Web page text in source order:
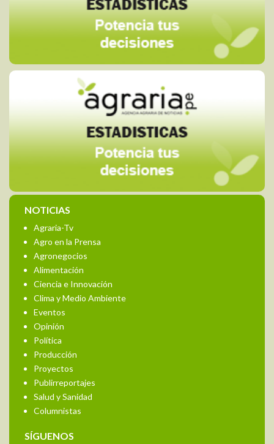
NOTICIAS
Agraria-Tv
Agro en la Prensa
Agronegocios
Alimentación
Ciencia e Innovación
Clima y Medio Ambiente
Eventos
Opinión
Política
Producción
Proyectos
Publirreportajes
Salud y Sanidad
Columnistas
SÍGUENOS